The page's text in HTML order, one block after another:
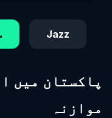
Jazz
پاکستان میں
موازنہ